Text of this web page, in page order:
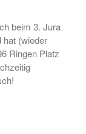
beim 3. Jura
hat (wieder
Ringen Platz